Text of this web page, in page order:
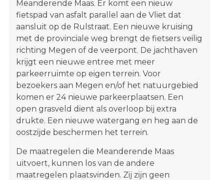
Meanderende Maas. Er komt een nieuw
fietspad van asfalt parallel aan de Vliet dat
aansluit op de Rulstraat. Een nieuwe kruising
met de provinciale weg brengt de fietsers veilig
richting Megen of de veerpont. De jachthaven
krijgt een nieuwe entree met meer
parkeerruimte op eigen terrein. Voor
bezoekers aan Megen en/of het natuurgebied
komen er 24 nieuwe parkeerplaatsen. Een
open grasveld dient als overloop bij extra
drukte. Een nieuwe watergang en heg aan de
oostzijde beschermen het terrein.
De maatregelen die Meanderende Maas
uitvoert, kunnen los van de andere
maatregelen plaatsvinden. Zij zijn geen